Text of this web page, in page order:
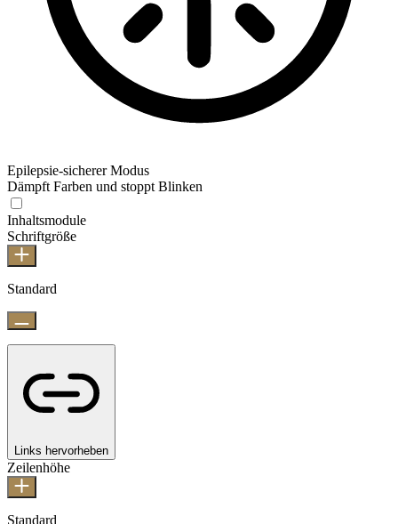
Epilepsie-sicherer Modus
Dämpft Farben und stoppt Blinken
Inhaltsmodule
Schriftgröße
Standard
Links hervorheben
Zeilenhöhe
Standard